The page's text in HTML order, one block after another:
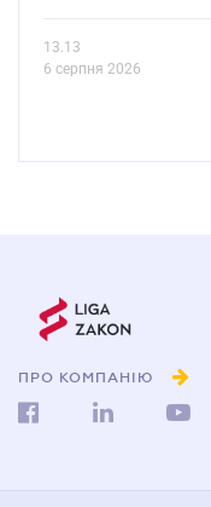
13.13
6 серпня 2026
ПРО КОМПАНІЮ